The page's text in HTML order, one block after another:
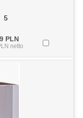
5
PLN
netto